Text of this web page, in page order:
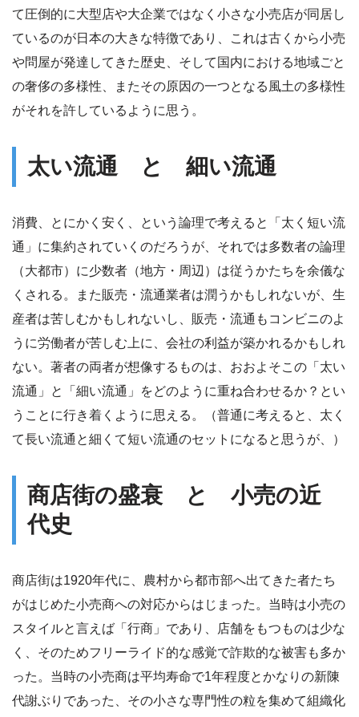
て圧倒的に大型店や大企業ではなく小さな小売店が同居し
ているのが日本の大きな特徴であり、これは古くから小売
や問屋が発達してきた歴史、そして国内における地域ごと
の奢侈の多様性、またその原因の一つとなる風土の多様性
がそれを許しているように思う。
太い流通 と 細い流通
消費、とにかく安く、という論理で考えると「太く短い流
通」に集約されていくのだろうが、それでは多数者の論理
（大都市）に少数者（地方・周辺）は従うかたちを余儀な
くされる。また販売・流通業者は潤うかもしれないが、生
産者は苦しむかもしれないし、販売・流通もコンビニのよ
うに労働者が苦しむ上に、会社の利益が築かれるかもしれ
ない。著者の両者が想像するものは、おおよそこの「太い
流通」と「細い流通」をどのように重ね合わせるか？とい
うことに行き着くように思える。（普通に考えると、太く
て長い流通と細くて短い流通のセットになると思うが、）
商店街の盛衰 と 小売の近
代史
商店街は1920年代に、農村から都市部へ出てきた者たち
がはじめた小売商への対応からはじまった。当時は小売の
スタイルと言えば「行商」であり、店舗をもつものは少な
く、そのためフリーライド的な感覚で詐欺的な被害も多か
った。当時の小売商は平均寿命で1年程度とかなりの新陳
代謝ぶりであった、その小さな専門性の粒を集めて組織化